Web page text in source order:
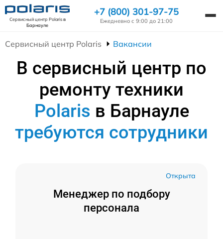
Сервисный центр Polarisв
Барнауле
+7 (800) 301-97-75
Ежедневно с 9:00 до 21:00
Сервисный центр Polaris Вакансии
В сервисный центр по
ремонту техники
Polaris в Барнауле
требуются сотрудники
Открыта
Менеджер по подбору
персонала